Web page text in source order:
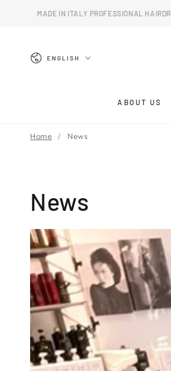
CONTENT
PROFESSIONAL HAIRDRYERS
Language
ENGLISH
ABOUT US
Home News
News